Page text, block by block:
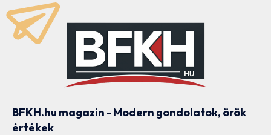
BFKH.hu magazin - Modern gondolatok, örök
értékek